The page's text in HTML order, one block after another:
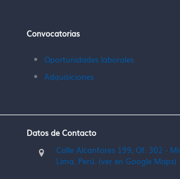
Convocatorias
Oportunidades laborales
Adquisiciones
Datos de Contacto
Calle Alcanfores 199, Of. 302 -
Lima, Perú. (ver en Google Maps)